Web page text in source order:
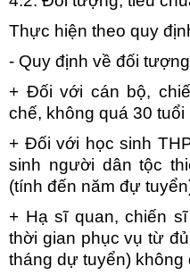
Thực hiện theo quy
- Quy định về đối
+ Đối với cán bộ,
chế, không quá 30
+ Đối với học sinh
sinh người dân tộc
(tính đến năm đự
+ Hạ sĩ quan, chiến
thời gian phục vụ từ
tháng dự tuyển) không